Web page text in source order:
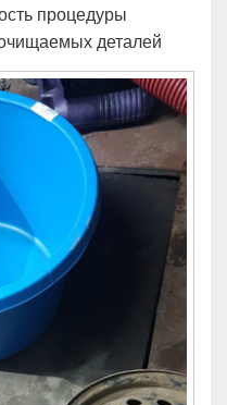
процедуры
деталей